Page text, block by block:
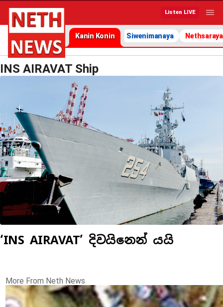
Listen LIVE
Kanin Konin Siwenimanaya Nethsaraya
INS AIRAVAT Ship
‘INS AIRAVAT’ දිවයිනෙන් යයි
More From Neth News